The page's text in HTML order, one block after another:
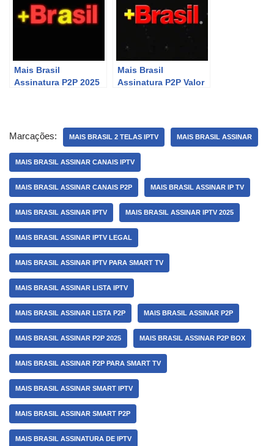
Mais Brasil
Assinatura P2P 2025
Mais Brasil
Assinatura P2P Valor
Marcações: MAIS BRASIL 2 TELAS IPTV MAIS BRASIL ASSINAR
MAIS BRASIL ASSINAR CANAIS IPTV
MAIS BRASIL ASSINAR CANAIS P2P MAIS BRASIL ASSINAR IP TV
MAIS BRASIL ASSINAR IPTV MAIS BRASIL ASSINAR IPTV 2025
MAIS BRASIL ASSINAR IPTV LEGAL
MAIS BRASIL ASSINAR IPTV PARA SMART TV
MAIS BRASIL ASSINAR LISTA IPTV
MAIS BRASIL ASSINAR LISTA P2P MAIS BRASIL ASSINAR P2P
MAIS BRASIL ASSINAR P2P 2025 MAIS BRASIL ASSINAR P2P BOX
MAIS BRASIL ASSINAR P2P PARA SMART TV
MAIS BRASIL ASSINAR SMART IPTV
MAIS BRASIL ASSINAR SMART P2P
MAIS BRASIL ASSINATURA DE IPTV